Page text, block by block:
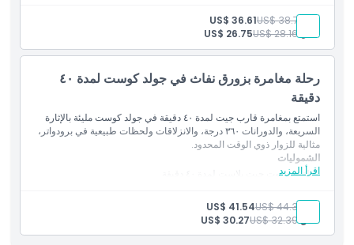
بالغ: US$ 38.72
US$ 36.61
طفل:US$ 28.16
US$ 26.75
رحلة مغامرة بزورق نفاث في جولد كوست لمدة ٤٠
دقيقة
استمتع بمغامرة قارب جيت لمدة ٤٠ دقيقة في جولد كوست مليئة بالإثارة
السريعة، والدورانات ٣٦٠ درجة، والانزلاقات ولحظات طبيعية في برودواتر،
مثالية للزوار ذوي الوقت المحدود.
اقرأ المزيد
الشموليات
رحلة جت بوت جيت بلاست لمدة ٤٠ دقيقة
بالغ: US$ 44.35
US$ 41.54
طفل:US$ 32.39
US$ 30.27